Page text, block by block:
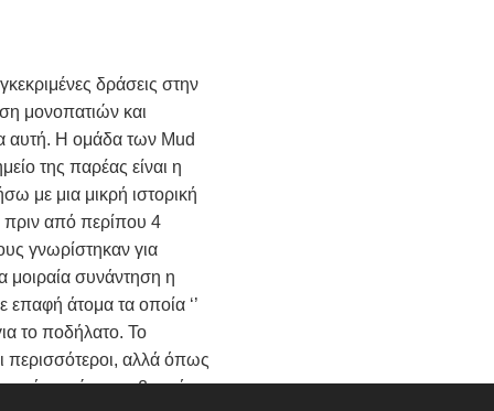
δράσεις στην
μονοπατιών και
αυτή. Η ομάδα των Mud
της παρέας είναι η
με μια μικρή ιστορική
από περίπου 4
γνωρίστηκαν για
μοιραία συνάντηση η
επαφή άτομα τα οποία ‘’
το ποδήλατο. Το
περισσότεροι, αλλά όπως
από τη φύση, το βουνό και